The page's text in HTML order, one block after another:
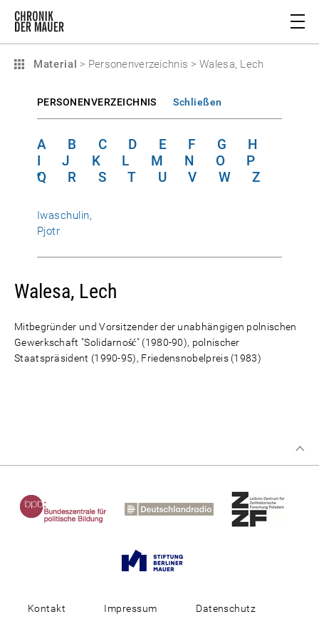
Material > Personenverzeichnis > Walesa, Lech
PERSONENVERZEICHNIS Schließen
A B C D E F G
H
I
J K L M N O
P
Q
R S T U V W Z
Iwaschulin,
Pjotr
Walesa, Lech
Mitbegründer und Vorsitzender der unabhängigen polnischen
Gewerkschaft "Solidarność" (1980-90), polnischer
Staatspräsident (1990-95), Friedensnobelpreis (1983)
Kontakt Impressum Datenschutz